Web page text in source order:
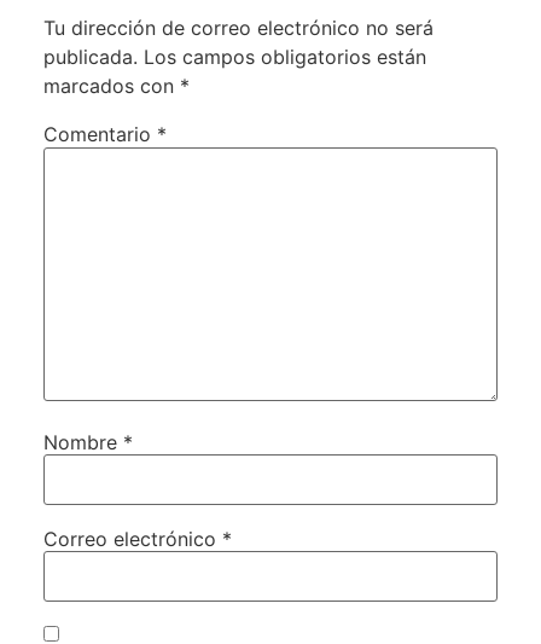
Tu dirección de correo electrónico no será
publicada. Los campos obligatorios están
marcados con *
Comentario *
Nombre *
Correo electrónico *